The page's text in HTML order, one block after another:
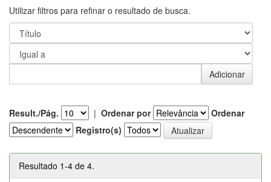
Utilizar filtros para refinar o resultado de busca.
Result./Pág. | Ordenar por
Ordenar
Registro(s)
Resultado 1-4 de 4.